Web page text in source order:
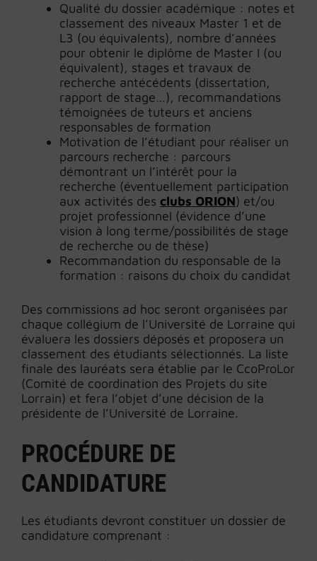
Qualité du dossier académique : notes et
classement des niveaux Master 1 et de
L3 (ou équivalents), nombre d’années
pour obtenir le diplôme de Master I (ou
équivalent), stages et travaux de
recherche antécédents (dissertation,
rapport de stage…), recommandations
témoignées de tuteurs et anciens
responsables de formation
Motivation de l’étudiant pour réaliser un
parcours recherche : parcours
démontrant un l’intérêt pour la
recherche (éventuellement participation
aux activités des clubs ORION) et/ou
projet professionnel (évidence d’une
vision à long terme/possibilités de stage
de recherche ou de thèse)
Recommandation du responsable de la
formation : raisons du choix du candidat
Des commissions ad hoc seront organisées par
chaque collégium de l’Université de Lorraine qui
évaluera les dossiers déposés et proposera un
classement des étudiants sélectionnés. La liste
finale des lauréats sera établie par le CcoProLor
(Comité de coordination des Projets du site
Lorrain) et fera l’objet d’une décision de la
présidente de l’Université de Lorraine.
PROCÉDURE DE
CANDIDATURE
Les étudiants devront constituer un dossier de
candidature comprenant :